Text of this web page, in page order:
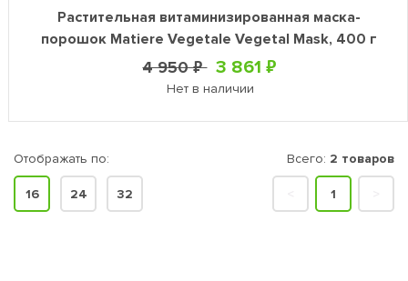
Растительная витаминизированная маска-
порошок Matiere Vegetale Vegetal Mask, 400 г
4 950 ₽ 3 861 ₽
Нет в наличии
Отображать по:
16 24 32
Всего: 2 товаров
1